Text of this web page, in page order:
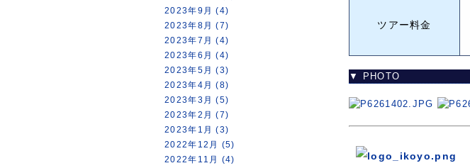
2023年9月 (4)
2023年8月 (7)
2023年7月 (4)
2023年6月 (4)
2023年5月 (3)
2023年4月 (8)
2023年3月 (5)
2023年2月 (7)
2023年1月 (3)
2022年12月 (5)
2022年11月 (4)
ツアー料金
▼ PHOTO